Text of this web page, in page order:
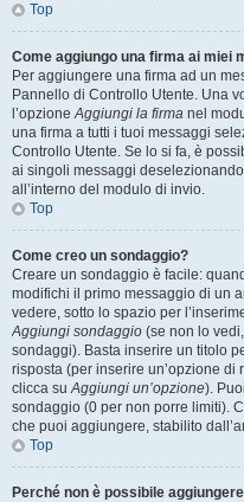
Top
Come aggiungo una firma ai miei
Per aggiungere una firma ad un
Pannello di Controllo Utente. Una
l’opzioneAggiungi la firma nel
una firma a tutti i tuoi messaggi
Controllo Utente. Se lo si fa, è
ai singoli messaggi
all’interno del modulo di invio.
Top
Come creo un sondaggio?
Creare un sondaggio è facile:
modifichi il primo messaggio di un
vedere, sotto lo spazio per
Aggiungi sondaggio (se non lo
sondaggi). Basta inserire un titolo
risposta (per inserire un’opzione di
clicca suAggiungi un’opzione).
sondaggio (0 per non porre limiti).
che puoi aggiungere, stabilito
Top
Perché non è possibile